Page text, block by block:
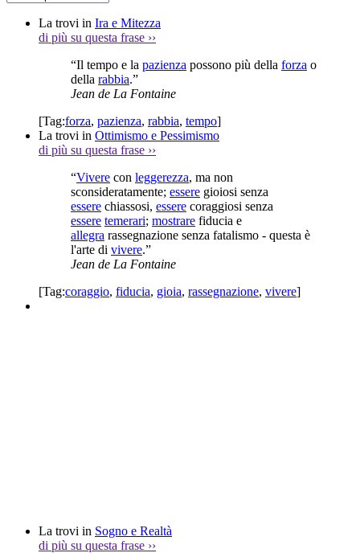
La trovi in Ira e Mitezza
di più su questa frase ››
“Il tempo e la pazienza possono più della forza o
della rabbia.”
Jean de La Fontaine
[Tag:forza, pazienza, rabbia, tempo]
La trovi in Ottimismo e Pessimismo
di più su questa frase ››
“Vivere con leggerezza, ma non
sconsideratamente; essere gioiosi senza
essere chiassosi, essere coraggiosi senza
essere temerari; mostrare fiducia e
allegra rassegnazione senza fatalismo - questa è
l'arte di vivere.”
Jean de La Fontaine
[Tag:coraggio, fiducia, gioia, rassegnazione, vivere]
La trovi in Sogno e Realtà
di più su questa frase ››